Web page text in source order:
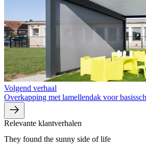
Volgend verhaal
Overkapping met lamellendak voor
Relevante klantverhalen
They found the sunny side of life